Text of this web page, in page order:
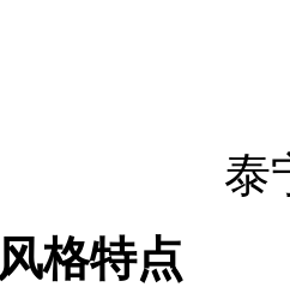
泰
风格特点